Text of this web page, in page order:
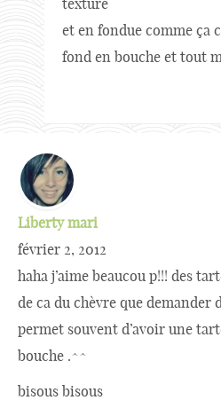
texture
et en fondue comme ça
fond en bouche et tout
Liberty mari
février 2, 2012
haha j’aime beaucou p!!! des
de ca du chèvre que demander
permet souvent d’avoir une
bouche .^^
bisous bisous